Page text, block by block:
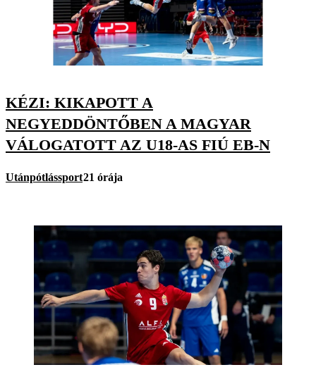
KÉZI: KIKAPOTT A
NEGYEDDÖNTŐBEN A MAGYAR
VÁLOGATOTT AZ U18-AS FIÚ EB-N
Utánpótlássport21 órája